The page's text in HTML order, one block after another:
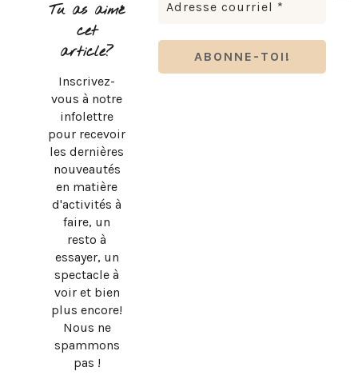
Tu as aimé
cet
article?
Inscrivez-
vous à notre
infolettre
pour recevoir
les dernières
nouveautés
en matière
d'activités à
faire, un
resto à
essayer, un
spectacle à
voir et bien
plus encore!
Nous ne
spammons
pas !
RENTRÉE SCOLAIRE : LES ESSENTIELS KOZY POUR SON
BEN & FLORENTINE X MIELS D’ANICET : LE NOUVEAU